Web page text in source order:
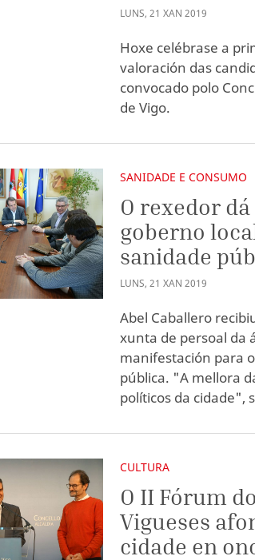
LUNS,21 XAN 2019
Hoxe celébrase a
valoración das
convocado polo
de Vigo.
SANIDADE E CONSUMO
O rexedor
goberno
sanidade
LUNS,21 XAN 2019
Abel Caballero
xunta de persoal da
manifestación para
pública. "A mellora
políticos da cidade",
CULTURA
O II Fórum
Vigueses
cidade en